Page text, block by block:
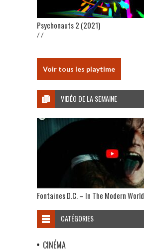
Psychonauts 2 (2021)
/ /
Voir tous les playtime
VIDÉO DE LA SEMAINE
Fontaines D.C. – In The Modern World
CATÉGORIES
CINÉMA